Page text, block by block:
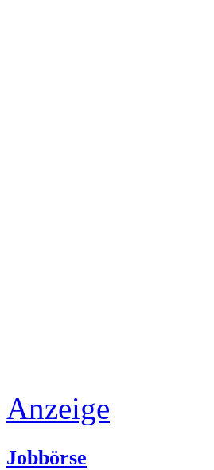
Anzeige
Jobbörse